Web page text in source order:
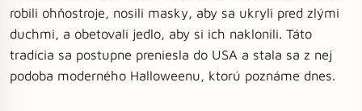
robili ohňostroje, nosili masky, aby sa ukryli pred zlými
duchmi, a obetovali jedlo, aby si ich naklonili. Táto
tradícia sa postupne preniesla do USA a stala sa z nej
podoba moderného Halloweenu, ktorú poznáme dnes.